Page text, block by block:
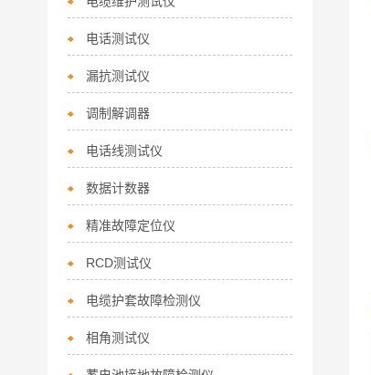
电话测试仪
漏抗测试仪
调制解调器
电话线测试仪
数据计数器
精准故障定位仪
RCD测试仪
电缆护套故障检测仪
相角测试仪